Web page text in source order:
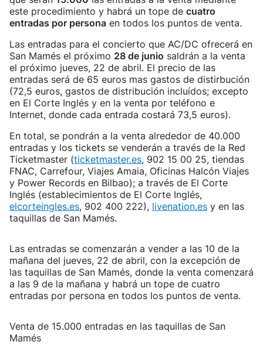
este procedimiento y habrá un tope de cuatro
entradas por persona en todos los puntos de venta.
Las entradas para el concierto que AC/DC ofrecerá en
San Mamés el próximo 28 de junio saldrán a la venta
el próximo jueves, 22 de abril. El precio de las
entradas será de 65 euros mas gastos de distirbución
(72,5 euros, gastos de distribución incluídos; excepto
en El Corte Inglés y en la venta por teléfono e
Internet, donde cada entrada costará 73,5 euros).
En total, se pondrán a la venta alrededor de 40.000
entradas y los tickets se venderán a través de la Red
Ticketmaster (ticketmaster.es, 902 15 00 25, tiendas
FNAC, Carrefour, Viajes Amaia, Oficinas Halcón Viajes
y Power Records en Bilbao); a través de El Corte
Inglés (establecimientos de El Corte Inglés,
elcorteingles.es, 902 400 222), livenation.es y en las
taquillas de San Mamés.
Las entradas se comenzarán a vender a las 10 de la
mañana del jueves, 22 de abril, con la excepción de
las taquillas de San Mamés, donde la venta comenzará
a las 9 de la mañana y habrá un tope de cuatro
entradas por persona en todos los puntos de venta.
Venta de 15.000 entradas en las taquillas de San
Mamés